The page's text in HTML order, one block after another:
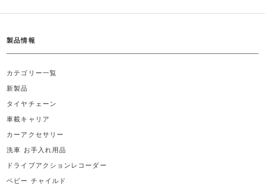
製品情報
カテゴリー一覧
新製品
タイヤチェーン
車載キャリア
カーアクセサリー
洗車 お手入れ用品
ドライブアクションレコーダー
ベビー チャイルド